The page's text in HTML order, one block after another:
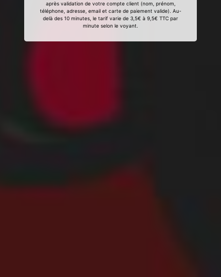
après validation de votre compte client (nom, prénom,
téléphone, adresse, email et carte de paiement valide). Au-
delà des 10 minutes, le tarif varie de 3,5€ à 9,5€ TTC par
minute selon le voyant.